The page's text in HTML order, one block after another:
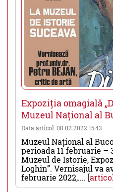
Expoziția omagială
Muzeul Național al
Data articol: 08.02.2022 15:43
Muzeul Național al
perioada 11 februarie –
Muzeul de Istorie,
Loghin”. Vernisajul va
februarie 2022,.... [